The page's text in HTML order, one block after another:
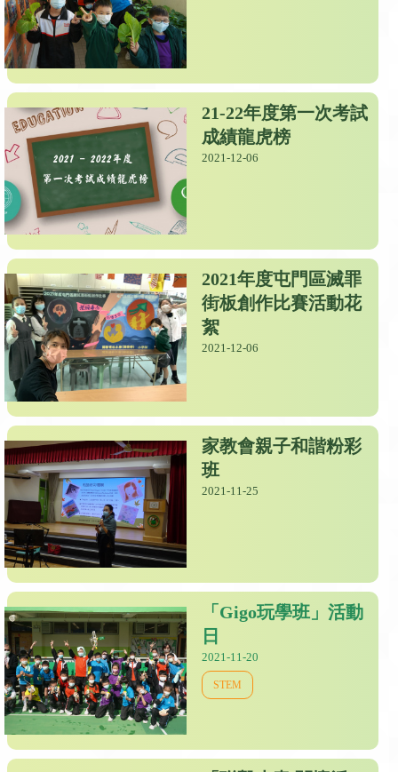
21-22年度第一次考試
成績龍虎榜
2021-12-06
2021年度屯門區滅罪
街板創作比賽活動花
絮
2021-12-06
家教會親子和諧粉彩
班
2021-11-25
「Gigo玩學班」活動
日
2021-11-20
STEM